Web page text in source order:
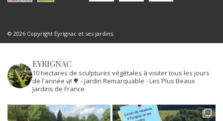
© 2026 Copyright Eyrignac et ses jardins.
EYRIGNAC
10 hectares de sculptures végétales à visiter tous les jours
de l'année 🌿🌳 - Jardin Remarquable - Les Plus Beaux
Jardins de France